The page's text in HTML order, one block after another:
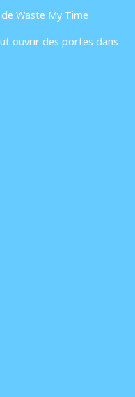
Waste My Time
ouvrir des portes dans